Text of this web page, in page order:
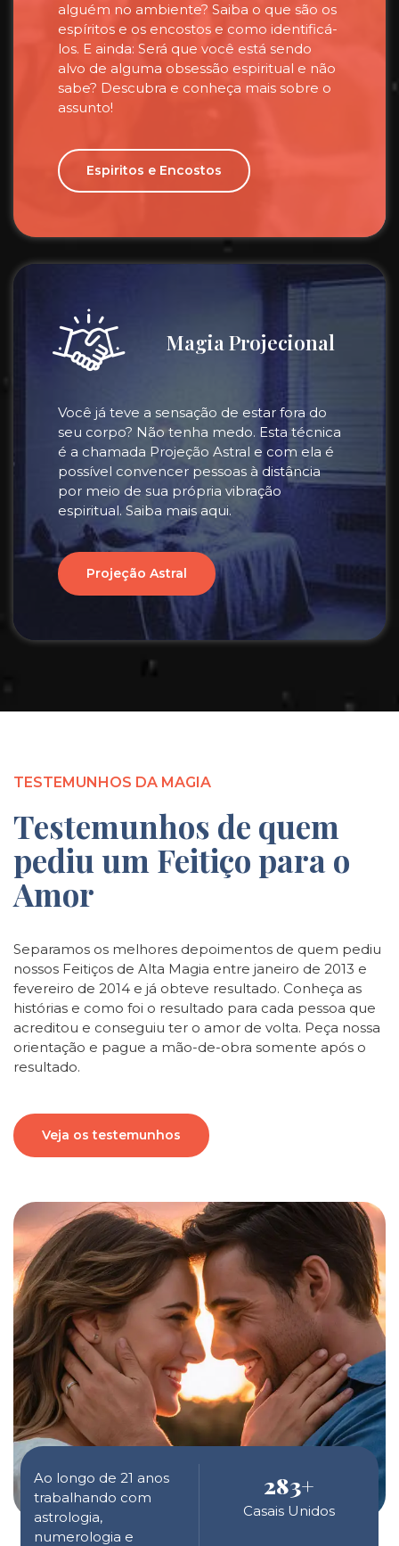
alguém no ambiente? Saiba o que são os
espíritos e os encostos e como identificá-
los. E ainda: Será que você está sendo
alvo de alguma obsessão espiritual e não
sabe? Descubra e conheça mais sobre o
assunto!
Espiritos e Encostos
Magia Projecional
Você já teve a sensação de estar fora do
seu corpo? Não tenha medo. Esta técnica
é a chamada Projeção Astral e com ela é
possível convencer pessoas à distância
por meio de sua própria vibração
espiritual. Saiba mais aqui.
Projeção Astral
Ao longo de 21 anos
trabalhando com
astrologia,
numerologia e
283+
Casais Unidos
TESTEMUNHOS DA MAGIA
Testemunhos de quem
pediu um Feitiço para o
Amor
Separamos os melhores depoimentos de quem pediu
nossos Feitiços de Alta Magia entre janeiro de 2013 e
fevereiro de 2014 e já obteve resultado. Conheça as
histórias e como foi o resultado para cada pessoa que
acreditou e conseguiu ter o amor de volta. Peça nossa
orientação e pague a mão-de-obra somente após o
resultado.
Veja os testemunhos